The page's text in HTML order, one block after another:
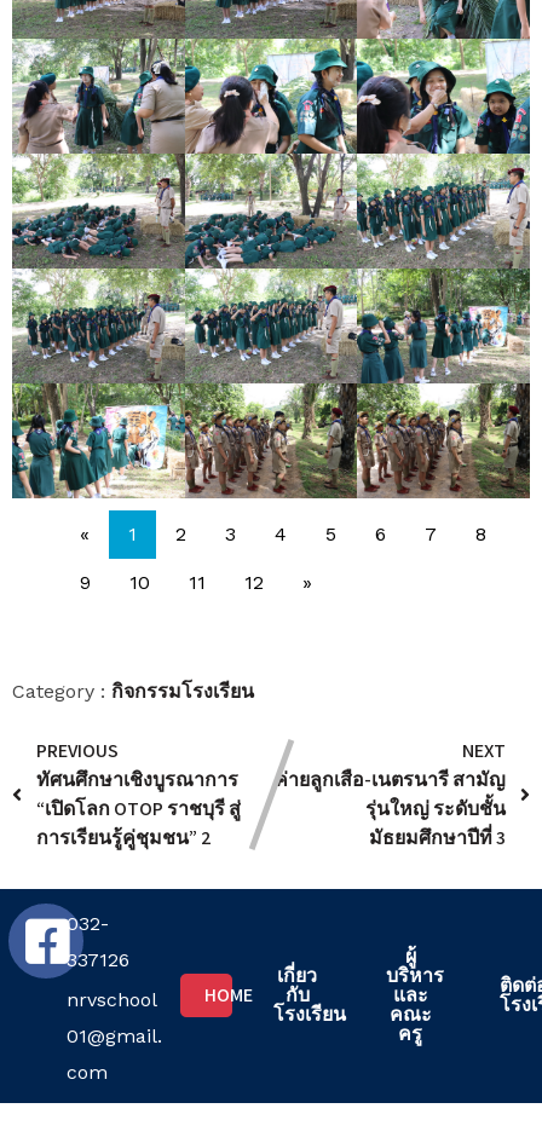
« 1 2 3 4 5 6 7 8
9 10 11 12 »
Category : กิจกรรมโรงเรียน
PREVIOUS
ทัศนศึกษาเชิงบูรณาการ
“เปิดโลก OTOP ราชบุรี สู่
การเรียนรู้คู่ชุมชน” 2
NEXT
ค่ายลูกเสือ-เนตรนารี สามัญ
รุ่นใหญ่ ระดับชั้น
มัธยมศึกษาปีที่ 3
032-
337126
nrvschool
01@gmail.
com
HOME
เกี่ยว
กับ
โรงเรียน
ผู้
บริหาร
และ
คณะ
ครู
ติดต่
โรง